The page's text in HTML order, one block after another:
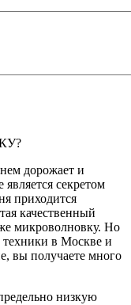
дорожает и
секретом
приходится
качественный
микроволновку. Но
техники в Москве и
вы получаете много
низкую